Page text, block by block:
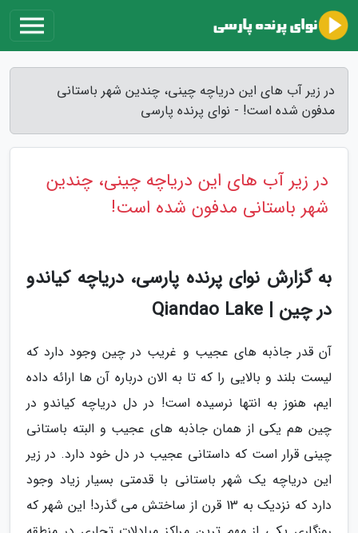
در زیر آب های این دریاچه چینی، چندین شهر باستانی
مدفون شده است! - نوای پرنده پارسی
در زیر آب های این دریاچه چینی، چندین
شهر باستانی مدفون شده است!
به گزارش نوای پرنده پارسی، دریاچه کیاندو
در چین | Qiandao Lake
آن قدر جاذبه های عجیب و غریب در چین وجود دارد که
لیست بلند و بالایی را که تا به الان درباره آن ها ارائه داده
ایم، هنوز به انتها نرسیده است! در دل دریاچه کیاندو در
چین هم یکی از همان جاذبه های عجیب و البته باستانی
چینی قرار است که داستانی عجیب در دل خود دارد. در زیر
این دریاچه یک شهر باستانی با قدمتی بسیار زیاد وجود
دارد که نزدیک به 13 قرن از ساختش می گذرد! این شهر که